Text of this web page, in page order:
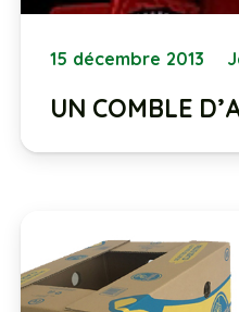
15 décembre 2013
UN COMBLE